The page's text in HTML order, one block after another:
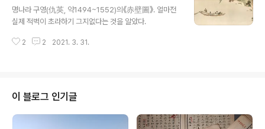
門鎖鑰。每門各二。有傷替用。] 라고 하였고, 《육전
조례》 권7 병전 갱생색梗栍色 총례(總例)에도 마찬가지
이 구체적으로 어떤 문인지 알려주는 자료가 없다.
명나라 구영(仇英, 약1494~1552)의《赤壁圖》. 얼마전
실제 적벽이 초라하기 그지없다는 것을 알았다.
2 2 2021. 3. 31.
이 블로그 인기글